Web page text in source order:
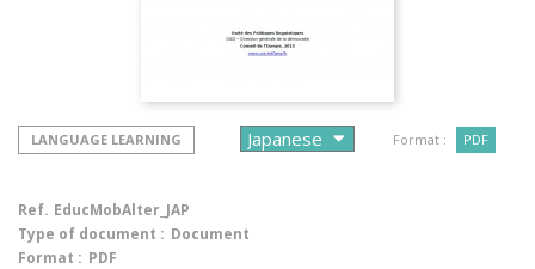
LANGUAGE LEARNING Format : PDF
Ref. EducMobAlter_JAP
Type of document : Document
Format : PDF